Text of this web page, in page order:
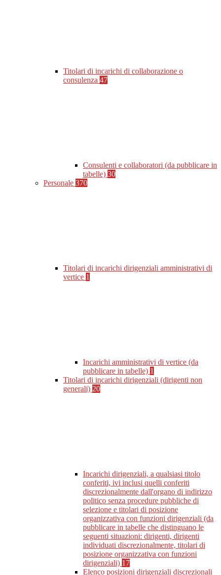
Titolari di incarichi di collaborazione o
consulenza 47
Consulenti e collaboratori (da pubblicare in
tabelle) 30
Personale 370
Titolari di incarichi dirigenziali amministrativi di
vertice 1
Incarichi amministrativi di vertice (da
pubblicare in tabelle) 1
Titolari di incarichi dirigenziali (dirigenti non
generali) 20
Incarichi dirigenziali, a qualsiasi titolo
conferiti, ivi inclusi quelli conferiti
discrezionalmente dall'organo di indirizzo
politico senza procedure pubbliche di
selezione e titolari di posizione
organizzativa con funzioni dirigenziali (da
pubblicare in tabelle che distinguano le
seguenti situazioni: dirigenti, dirigenti
individuati discrezionalmente, titolari di
posizione organizzativa con funzioni
dirigenziali) 17
Elenco posizioni dirigenziali discrezionali